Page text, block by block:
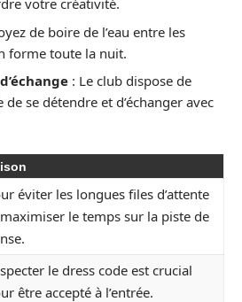
votre créativité.
de boire de l’eau entre les
forme toute la nuit.
: Le club dispose de
se détendre et d’échanger avec
éviter les longues files d’attente
le temps sur la piste de
le dress code est crucial
être accepté à l’entrée.